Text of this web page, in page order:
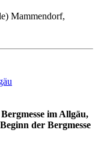
Mammendorf,
im Allgäu,
der Bergmesse